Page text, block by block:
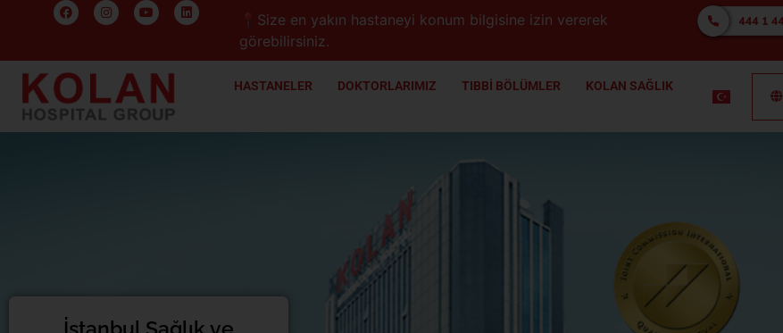
📍Size en yakın hastaneyi konum bilgisine izin vererek
görebilirsiniz.
HASTANELER DOKTORLARIMIZ TIBBİ BÖLÜMLER KOLAN SAĞLIK
İstanbul Sağlık ve